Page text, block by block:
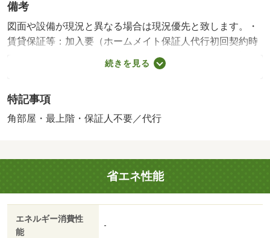
備考
図面や設備が現況と異なる場合は現況優先と致します。・
賃貸保証等：加入要（ホームメイト保証人代行初回契約時
１００００円、月額保証料賃料総額の１％）・嬉しい礼金
ゼロ円♪ エアコン、照明器具完備で購入費節約☆ 玄関
センターまで！！ お問い合わせやご相談はお気軽に★・
駐輪場：有・仲介手数料：１．１ヶ月/美装代（退去
続きを見る
特記事項
角部屋・最上階・保証人不要／代行
省エネ性能
エネルギー消費性
能
-